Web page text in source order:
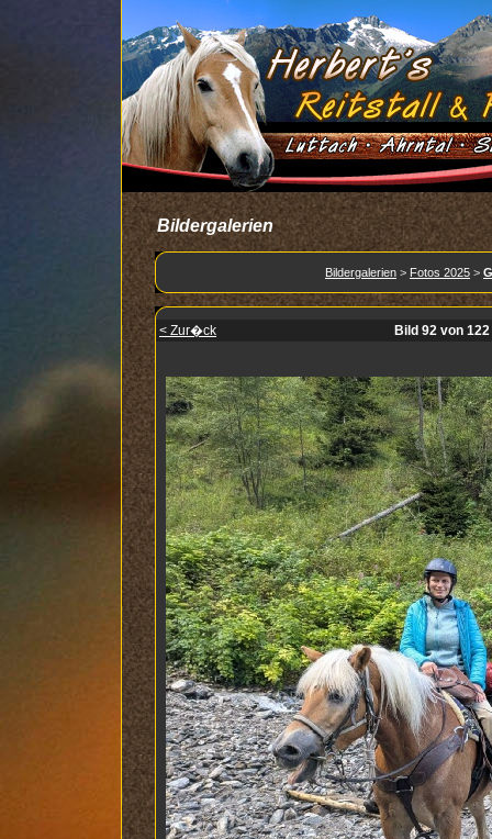
Bildergalerien
Bildergalerien > Fotos 2025 >
< Zur�ck Bild 92 von 122